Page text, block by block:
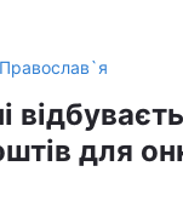
Православ`я
для